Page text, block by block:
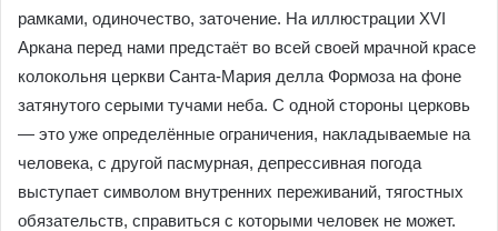
рамками, одиночество, заточение. На иллюстрации XVI
Аркана перед нами предстаёт во всей своей мрачной красе
колокольня церкви Санта-Мария делла Формоза на фоне
затянутого серыми тучами неба. С одной стороны церковь
— это уже определённые ограничения, накладываемые на
человека, с другой пасмурная, депрессивная погода
выступает символом внутренних переживаний, тягостных
обязательств, справиться с которыми человек не может.